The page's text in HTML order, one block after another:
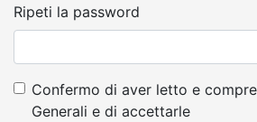
Ripeti la password
Confermo di aver letto e
Generali e di accettarle